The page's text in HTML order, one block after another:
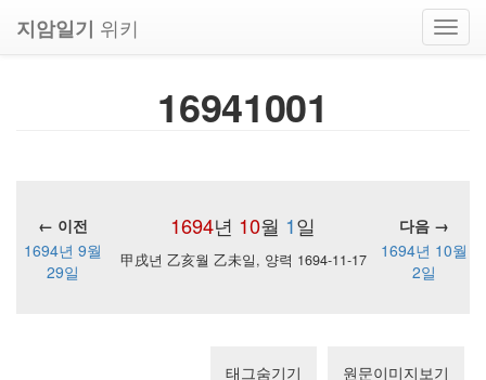
지암일기 위키
16941001
1694년 10월 1일
← 이전
다음 →
1694년 9월
29일
甲戌년 乙亥월 乙未일, 양력 1694-11-17
1694년 10월
2일
태그숨기기 원문이미지보기